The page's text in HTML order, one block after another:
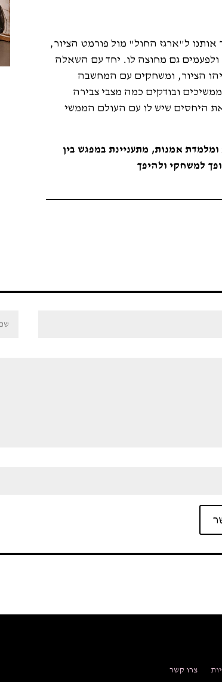
אותנו ל"ארגז החול" מול פורמט הציור,
גם מחוצה לו. יחד עם השאלה
הציור, ומשחקים עם המחשבה
ובודקים כמה מצבי צבירה
את היחסים שיש לו עם העולם הממשי
אמנות, מתעניינת במפגש בין
למשחקי ולהיפך
צרו קשר